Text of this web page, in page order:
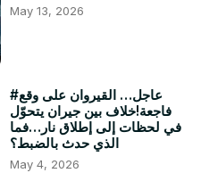
May 13, 2026
#عاجل… القيروان على وقع
فاجعة!خلاف بين جيران يتحوّل
في لحظات إلى إطلاق نار…فما
الذي حدث بالضبط؟
May 4, 2026